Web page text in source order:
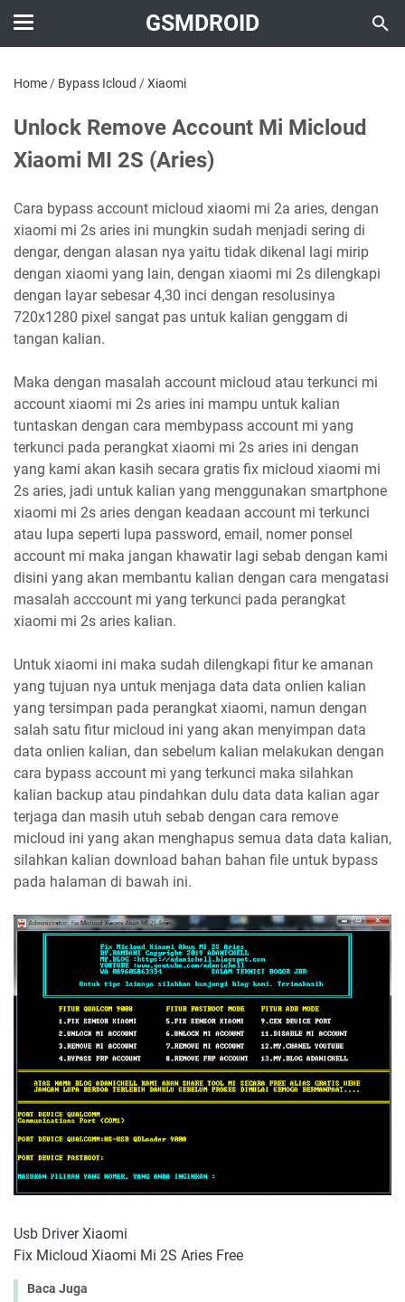
GSMDROID
Home / Bypass Icloud /Xiaomi
Unlock Remove Account Mi Micloud
Xiaomi MI 2S (Aries)
Cara bypass account micloud xiaomi mi 2a aries, dengan
xiaomi mi 2s aries ini mungkin sudah menjadi sering di
dengar, dengan alasan nya yaitu tidak dikenal lagi mirip
dengan xiaomi yang lain, dengan xiaomi mi 2s dilengkapi
dengan layar sebesar 4,30 inci dengan resolusinya
720x1280 pixel sangat pas untuk kalian genggam di
tangan kalian.
Maka dengan masalah account micloud atau terkunci mi
account xiaomi mi 2s aries ini mampu untuk kalian
tuntaskan dengan cara membypass account mi yang
terkunci pada perangkat xiaomi mi 2s aries ini dengan
yang kami akan kasih secara gratis fix micloud xiaomi mi
2s aries, jadi untuk kalian yang menggunakan smartphone
xiaomi mi 2s aries dengan keadaan account mi terkunci
atau lupa seperti lupa password, email, nomer ponsel
account mi maka jangan khawatir lagi sebab dengan kami
disini yang akan membantu kalian dengan cara mengatasi
masalah acccount mi yang terkunci pada perangkat
xiaomi mi 2s aries kalian.
Untuk xiaomi ini maka sudah dilengkapi fitur ke amanan
yang tujuan nya untuk menjaga data data onlien kalian
yang tersimpan pada perangkat xiaomi, namun dengan
salah satu fitur micloud ini yang akan menyimpan data
data onlien kalian, dan sebelum kalian melakukan dengan
cara bypass account mi yang terkunci maka silahkan
kalian backup atau pindahkan dulu data data kalian agar
terjaga dan masih utuh sebab dengan cara remove
micloud ini yang akan menghapus semua data data kalian,
silahkan kalian download bahan bahan file untuk bypass
pada halaman di bawah ini.
Usb Driver Xiaomi
Fix Micloud Xiaomi Mi 2S Aries Free
Baca Juga